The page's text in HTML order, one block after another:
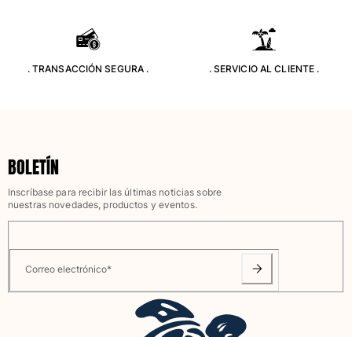
Ver todo Pret-a-porter
Dos Piezas
Bebe
Ver todo Trajes de baño
Pret-a-porter
Vestidos y Faldas
. TRANSACCIÓN SEGURA . . SERVICIO AL CLIENTE .
BOLETÍN
Inscríbase para recibir las últimas noticias sobre
nuestras novedades, productos y eventos.
Correo electrónico*